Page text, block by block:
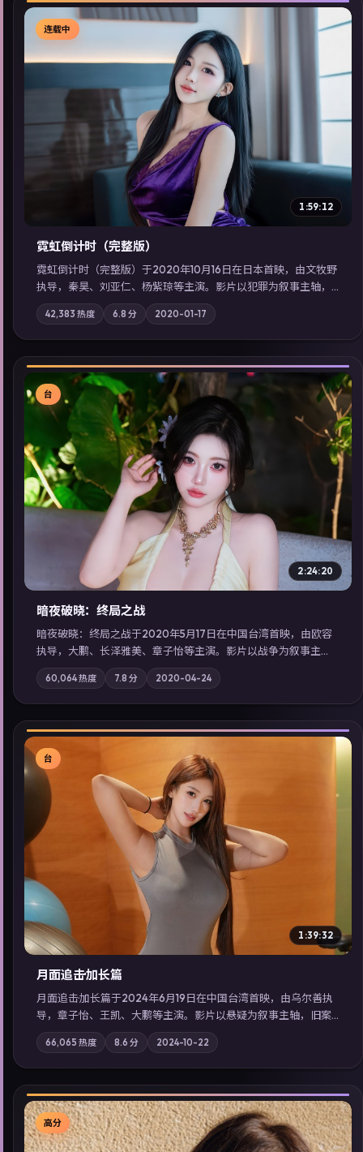
▶
连载中
1:59:12
霓虹倒计时（完整版）
霓虹倒计时（完整版）于2020年10月16日在日本首映，由文牧野
执导，秦昊、刘亚仁、杨紫琼等主演。影片以犯罪为叙事主轴，
边境小镇的平静被一封匿名信彻底打破；摄影与配乐强化地域气
质；站内亦可通过「国产免费观看高清电视剧在线看」延展检索
同类型高分佳作，畅享高清在线追剧体验。
42,383 热度 6.8 分 2020-01-17
▶
台
2:24:20
暗夜破晓：终局之战
暗夜破晓：终局之战于2020年5月17日在中国台湾首映，由欧容
执导，大鹏、长泽雅美、章子怡等主演。影片以战争为叙事主
轴，城市霓虹背后，有人用规则改写命运；摄影与配乐强化地域
气质；站内亦可通过「国产免费观看高清电视剧在线看」延展检
索同类型高分佳作，畅享高清在线追剧体验。
60,064热度 7.8 分 2020-04-24
▶
台
1:39:32
月面追击·加长篇
月面追击·加长篇于2024年6月19日在中国台湾首映，由乌尔善执
导，章子怡、王凯、大鹏等主演。影片以悬疑为叙事主轴，旧案
重提，真相与谎言在同一条时间线上交锋；摄影与配乐强化地域
气质；站内亦可通过「国产免费观看高清电视剧在线看」延展检
索同类型高分佳作，畅享高清在线追剧体验。
66,065 热度 8.6 分 2024-10-22
高分